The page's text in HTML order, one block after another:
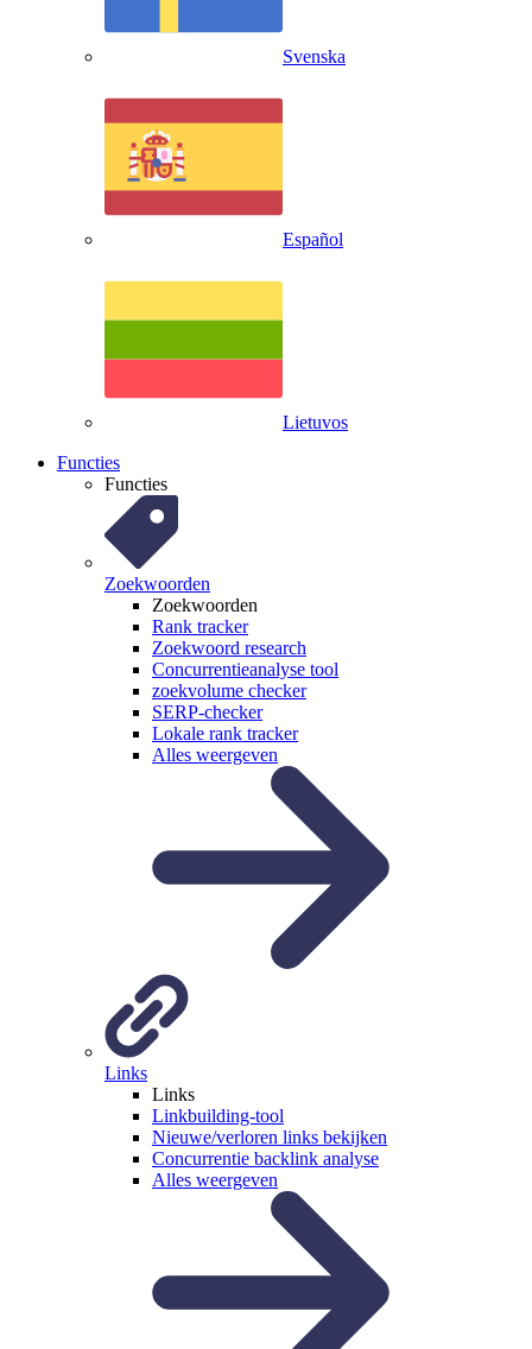
Svenska
Español
Lietuvos
Functies
Functies
Zoekwoorden
Zoekwoorden
Rank tracker
Zoekwoord research
Concurrentieanalyse tool
zoekvolume checker
SERP-checker
Lokale rank tracker
Alles weergeven
Links
Links
Linkbuilding-tool
Nieuwe/verloren links bekijken
Concurrentie backlink analyse
Alles weergeven